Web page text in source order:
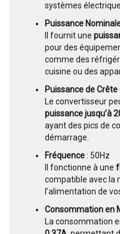
systèmes
Puissance
Il fournit une
pour des
comme des
cuisine ou des
Puissance de Crête
Le convertisseur
puissance jusqu’à
ayant des pics de
démarrage.
Fréquence: 50Hz
Il fonctionne à une
compatible avec la
l’alimentation de
Consommation en
La consommation